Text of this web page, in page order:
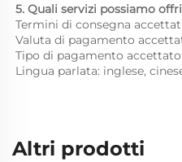
5. Quali servizi possiamo
Termini di consegna
Valuta di pagamento
Tipo di pagamento accettato:
Lingua parlata: inglese,
Altri prodotti